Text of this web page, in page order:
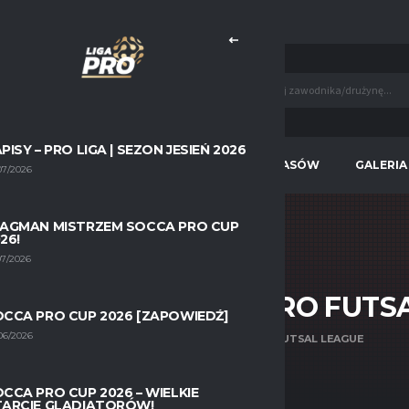
TUTAJ, BY DOWIEDZIEĆ SIĘ WIĘCEJ!
2026 STATYSTYKI WSZECH CZASÓW GALERIA
– PRO LIGA | SEZON JESIEŃ 2026
2026
MISTRZEM SOCCA PRO CUP
2026
PRO CUP 2026 [ZAPOWIEDŹ]
2026
PRO CUP 2026 – WIELKIE
GLADIATORÓW!
STRZELCÓW: PRO
KLASYFIKACJA STRZELCÓW: PRO FUTSAL LEAGUE